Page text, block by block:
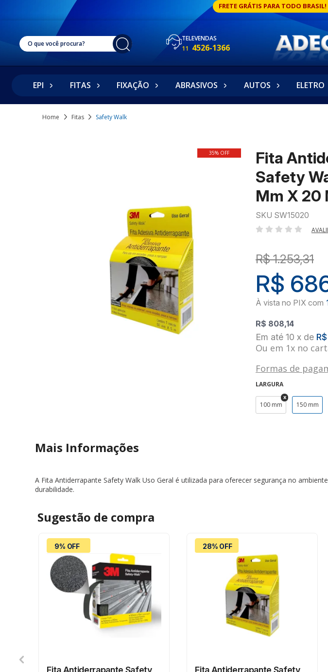
FRETE GRÁTIS PARA TODO BRASIL!
TELEVENDAS
11 4526-1366
EPI FITAS FIXAÇÃO ABRASIVOS AUTOS ELETRO
Home Fitas Safety Walk
35% OFF
Fita
Safety
Mm X 20
SKU SW15020
R$ 1.253,31
R$ 808,14
R$
10 x de
Ou em 1x no
Formas de
LARGURA
100 mm 150 mm
Mais Informações
A Fita Antiderrapante Safety Walk Uso Geral é utilizada para oferecer segurança no
durabilidade.
Sugestão de compra
9% OFF
Fita Antiderrapante Safety
28% OFF
Fita Antiderrapante Safety